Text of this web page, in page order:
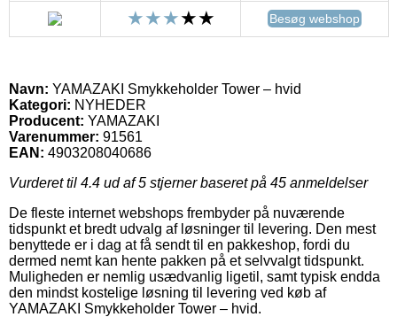
Besøg webshop
Navn: YAMAZAKI Smykkeholder Tower – hvid
Kategori: NYHEDER
Producent: YAMAZAKI
Varenummer: 91561
EAN: 4903208040686
Vurderet til 4.4 ud af 5 stjerner baseret på 45 anmeldelser
De fleste internet webshops frembyder på nuværende
tidspunkt et bredt udvalg af løsninger til levering. Den mest
benyttede er i dag at få sendt til en pakkeshop, fordi du
dermed nemt kan hente pakken på et selvvalgt tidspunkt.
Muligheden er nemlig usædvanlig ligetil, samt typisk endda
den mindst kostelige løsning til levering ved køb af
YAMAZAKI Smykkeholder Tower – hvid.